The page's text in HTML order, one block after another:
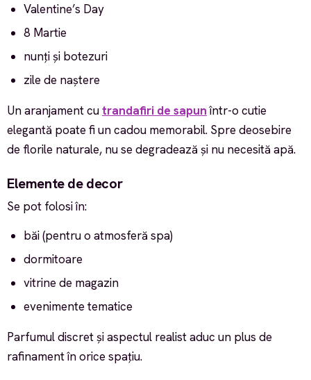
Valentine’s Day
8 Martie
nunți și botezuri
zile de naștere
Un aranjament cutrandafiri de sapunîntr-o cutie
elegantă poate fi un cadou memorabil. Spre deosebire
de florile naturale, nu se degradează și nu necesită apă.
Elemente de decor
Se pot folosi în:
băi (pentru o atmosferă spa)
dormitoare
vitrine de magazin
evenimente tematice
Parfumul discret și aspectul realist aduc un plus de
rafinament în orice spațiu.